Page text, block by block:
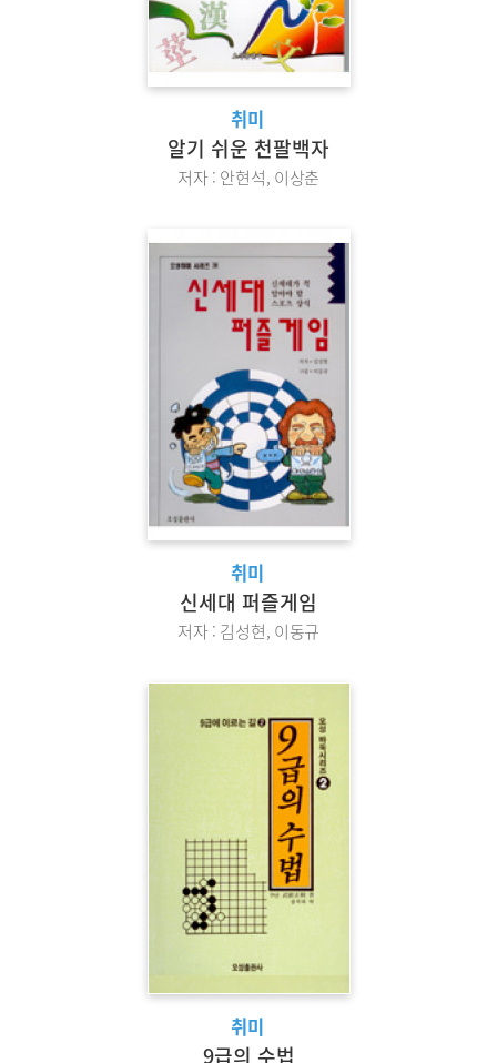
취미
알기 쉬운 천팔백자
저자 : 안현석, 이상춘
취미
신세대 퍼즐게임
저자 : 김성현, 이동규
취미
9급의 수법